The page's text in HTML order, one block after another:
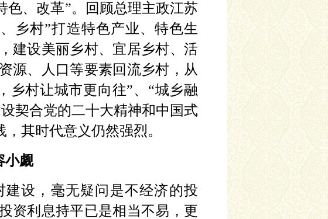
色、改革”。回顾总理主政江苏
乡村”打造特色产业、特色生
建设美丽乡村、宜居乡村、活
源、人口等要素回流乡村，从
乡村让城市更向往”、“城乡融
契合党的二十大精神和中国式
其时代意义仍然强烈。
小觑
设，毫无疑问是不经济的投
资利息持平已是相当不易，更